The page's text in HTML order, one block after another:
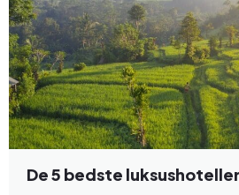
De 5 bedste